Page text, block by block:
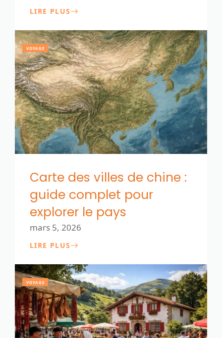
LIRE PLUS
VOYAGE
Carte des villes de chine :
guide complet pour
explorer le pays
mars 5, 2026
LIRE PLUS
VOYAGE